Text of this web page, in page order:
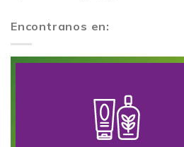
Encontranos en: